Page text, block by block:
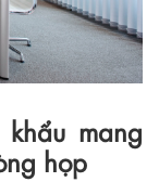
mang
họp